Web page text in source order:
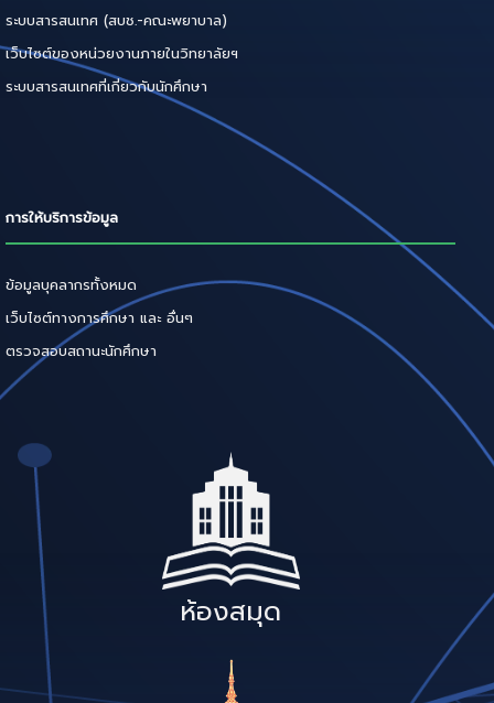
ระบบสารสนเทศ (สบช.-คณะพยาบาล)
เว็บไซต์ของหน่วยงานภายในวิทยาลัยฯ
ระบบสารสนเทศที่เกี่ยวกับนักศึกษา
การให้บริการข้อมูล
ข้อมูลบุคลากรทั้งหมด
เว็บไซต์ทางการศึกษา และ อื่นๆ
ตรวจสอบสถานะนักศึกษา
ห้องสมุด